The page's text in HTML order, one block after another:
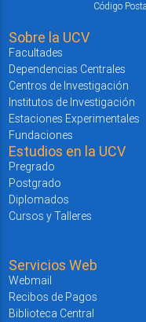
Código
Sobre la UCV
Facultades
Dependencias Centrales
Centros de Investigación
Institutos de Investigación
Estaciones Experimentales
Fundaciones
Estudios en la UCV
Pregrado
Postgrado
Diplomados
Cursos y Talleres
Servicios Web
Webmail
Recibos de Pagos
Biblioteca Central